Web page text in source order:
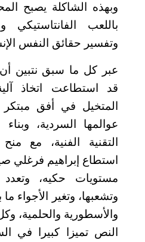
وبهذه الشاكلة يصبح
باللعب الفانتاستيكي
وتفسير حقائق النفس
عبر كل ما سبق نتبين أن
قد استطاعت اتخاذ
المتخيل في أفق
عوالمها السردية،
التقنية الفنية، مع
استطاع إبراهيم فرغلي
مستويات حكيه، وتعدد
وتشعبها، وتغير الأجواء ما
والأسطورية والحلمية،
النص تميزا كبيرا في